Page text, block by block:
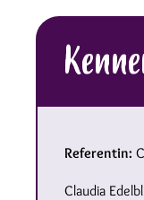
Referentin:
Claudia